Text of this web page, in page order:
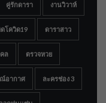
คู่รักดารา งานวิวาห์
โควิด19 ดาราสาว
ล ตรวจหวย
อากาศ ละครช่อง 3